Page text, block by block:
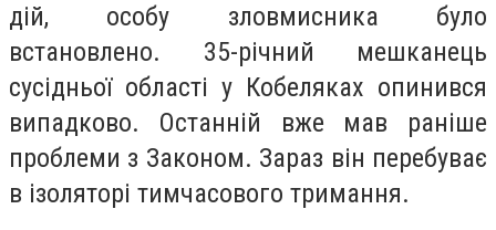
дій, особу зловмисника було
встановлено. 35-річний мешканець
сусідньої області у Кобеляках опинився
випадково. Останній вже мав раніше
проблеми з Законом. Зараз він перебуває
в ізоляторі тимчасового тримання.